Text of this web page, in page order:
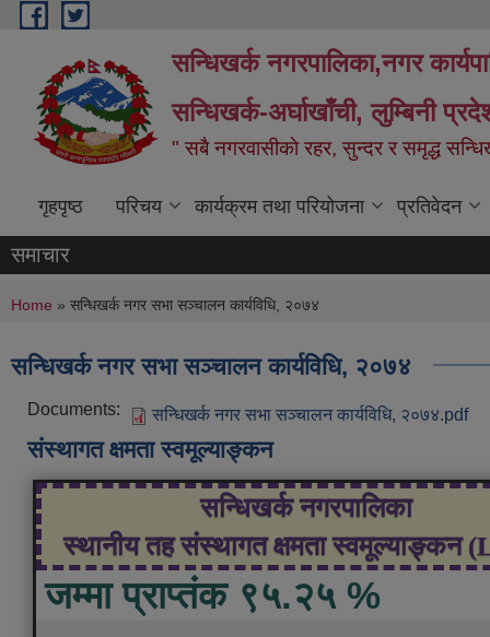
Skip to main content
सन्धिखर्क नगरपालिका,नगर
सन्धिखर्क-अर्घाखाँची, लुम्बिनी
" सबै नगरवासीकाे रहर, सुन्दर र समृद्ध
गृहपृष्ठ परिचय कार्यक्रम तथा परियोजना प्रतिवेदन
समाचार
You are here
Home » सन्धिखर्क नगर सभा सञ्चालन कार्यविधि, २०७४
सन्धिखर्क नगर सभा सञ्चालन कार्यविधि, २०७४
Documents: सन्धिखर्क नगर सभा सञ्चालन कार्यविधि, २०७४.pdf
संस्थागत क्षमता स्वमूल्याङ्कन
सन्धिखर्क नगरपालिका
स्थानीय तह संस्थागत क्षमता स्वमूल्याङ्कन
जम्मा प्राप्तंक ९५.२५ %